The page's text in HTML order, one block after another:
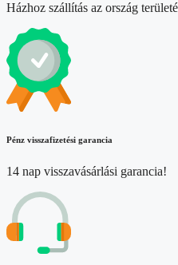
Házhoz szállítás az ország
Pénz visszafizetési garancia
14 nap visszavásárlási garancia!